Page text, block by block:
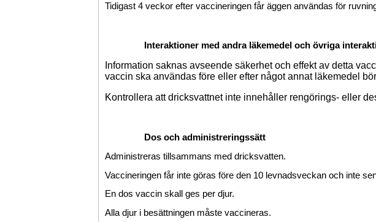
Tidigast 4 veckor efter vaccineringen får äggen användas för
Interaktioner med andra läkemedel och övriga
Information saknas avseende säkerhet och effekt av detta
vaccin ska användas före eller efter något annat läkemedel
Kontrollera att dricksvattnet inte innehåller rengörings- eller
Dos och administreringssätt
Administreras tillsammans med dricksvatten.
Vaccineringen får inte göras före den 10 levnadsveckan och inte
En dos vaccin skall ges per djur.
Alla djur i besättningen måste vaccineras.